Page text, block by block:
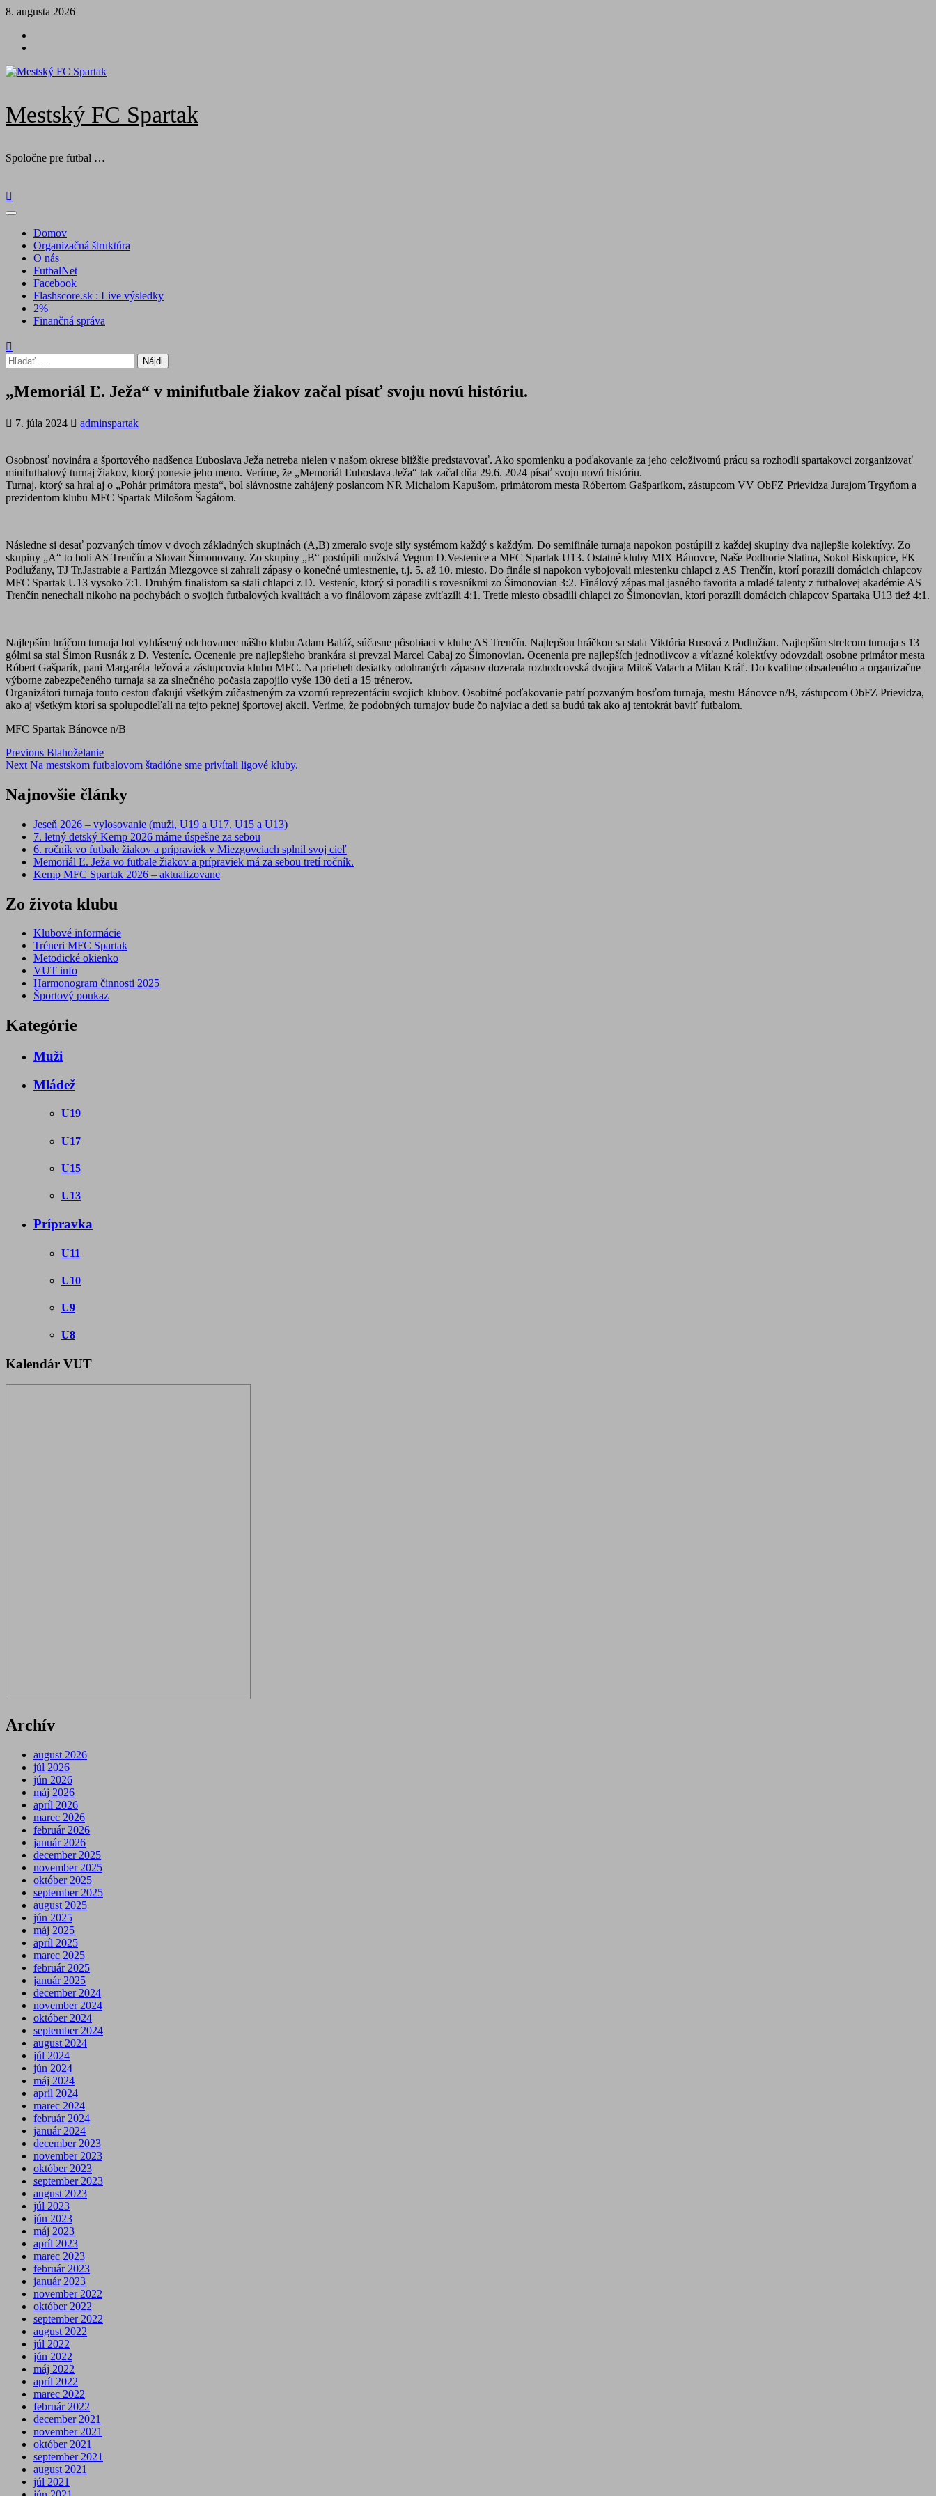
Skip
content
8. augusta 2026
Mestský FC Spartak
Spoločne pre futbal …
Primary
Domov
Organizačná štruktúra
O nás
FutbalNet
Facebook
Flashscore.sk : Live výsledky
2%
Finančná správa
Hľadať:
„Memoriál Ľ. Ježa“ v minifutbale žiakov začal písať svoju novú históriu.
7. júla 2024 adminspartak
Osobnosť novinára a športového nadšenca Ľuboslava Ježa netreba nielen v našom okrese bližšie predstavovať. Ako spomienku a poďakovanie za jeho celoživotnú prácu sa rozhodli spartakovci zorganizovať
minifutbalový turnaj žiakov, ktorý ponesie jeho meno. Veríme, že „Memoriál Ľuboslava Ježa“ tak začal dňa 29.6. 2024 písať svoju novú históriu.
Turnaj, ktorý sa hral aj o „Pohár primátora mesta“, bol slávnostne zahájený poslancom NR Michalom Kapušom, primátorom mesta Róbertom Gašparíkom, zástupcom VV ObFZ Prievidza Jurajom Trgyňom a
prezidentom klubu MFC Spartak Milošom Šagátom.
Následne si desať pozvaných tímov v dvoch základných skupinách (A,B) zmeralo svoje sily systémom každý s každým. Do semifinále turnaja napokon postúpili z každej skupiny dva najlepšie kolektívy. Zo
skupiny „A“ to boli AS Trenčín a Slovan Šimonovany. Zo skupiny „B“ postúpili mužstvá Vegum D.Vestenice a MFC Spartak U13. Ostatné kluby MIX Bánovce, Naše Podhorie Slatina, Sokol Biskupice, FK
Podlužany, TJ Tr.Jastrabie a Partizán Miezgovce si zahrali zápasy o konečné umiestnenie, t.j. 5. až 10. miesto. Do finále si napokon vybojovali miestenku chlapci z AS Trenčín, ktorí porazili domácich chlapcov
MFC Spartak U13 vysoko 7:1. Druhým finalistom sa stali chlapci z D. Vesteníc, ktorý si poradili s rovesníkmi zo Šimonovian 3:2. Finálový zápas mal jasného favorita a mladé talenty z futbalovej akadémie AS
Trenčín nenechali nikoho na pochybách o svojich futbalových kvalitách a vo finálovom zápase zvíťazili 4:1. Tretie miesto obsadili chlapci zo Šimonovian, ktorí porazili domácich chlapcov Spartaka U13 tiež 4:1.
Najlepším hráčom turnaja bol vyhlásený odchovanec nášho klubu Adam Baláž, súčasne pôsobiaci v klube AS Trenčín. Najlepšou hráčkou sa stala Viktória Rusová z Podlužian. Najlepším strelcom turnaja s 13
gólmi sa stal Šimon Rusnák z D. Vesteníc. Ocenenie pre najlepšieho brankára si prevzal Marcel Cabaj zo Šimonovian. Ocenenia pre najlepších jednotlivcov a víťazné kolektívy odovzdali osobne primátor mesta
Róbert Gašparík, pani Margaréta Ježová a zástupcovia klubu MFC. Na priebeh desiatky odohraných zápasov dozerala rozhodcovská dvojica Miloš Valach a Milan Kráľ. Do kvalitne obsadeného a organizačne
výborne zabezpečeného turnaja sa za slnečného počasia zapojilo vyše 130 detí a 15 trénerov.
Organizátori turnaja touto cestou ďakujú všetkým zúčastneným za vzornú reprezentáciu svojich klubov. Osobitné poďakovanie patrí pozvaným hosťom turnaja, mestu Bánovce n/B, zástupcom ObFZ Prievidza,
ako aj všetkým ktorí sa spolupodieľali na tejto peknej športovej akcii. Veríme, že podobných turnajov bude čo najviac a deti sa budú tak ako aj tentokrát baviť futbalom.
MFC Spartak Bánovce n/B
Post
navigation
Previous Blahoželanie
Next Na mestskom futbalovom štadióne sme privítali ligové kluby.
Najnovšie články
Jeseň 2026 – vylosovanie (muži, U19 a U17, U15 a U13)
7. letný detský Kemp 2026 máme úspešne za sebou
6. ročník vo futbale žiakov a prípraviek v Miezgovciach splnil svoj cieľ
Memoriál Ľ. Ježa vo futbale žiakov a prípraviek má za sebou tretí ročník.
Kemp MFC Spartak 2026 – aktualizovane
Zo života klubu
Klubové informácie
Tréneri MFC Spartak
Metodické okienko
VUT info
Harmonogram činnosti 2025
Športový poukaz
Kategórie
Muži
Mládež
U19
U17
U15
U13
Prípravka
U11
U10
U9
U8
Kalendár VUT
Archív
august 2026
júl 2026
jún 2026
máj 2026
apríl 2026
marec 2026
február 2026
január 2026
december 2025
november 2025
október 2025
september 2025
august 2025
jún 2025
máj 2025
apríl 2025
marec 2025
február 2025
január 2025
december 2024
november 2024
október 2024
september 2024
august 2024
júl 2024
jún 2024
máj 2024
apríl 2024
marec 2024
február 2024
január 2024
december 2023
november 2023
október 2023
september 2023
august 2023
júl 2023
jún 2023
máj 2023
apríl 2023
marec 2023
február 2023
január 2023
november 2022
október 2022
september 2022
august 2022
júl 2022
jún 2022
máj 2022
apríl 2022
marec 2022
február 2022
december 2021
november 2021
október 2021
september 2021
august 2021
júl 2021